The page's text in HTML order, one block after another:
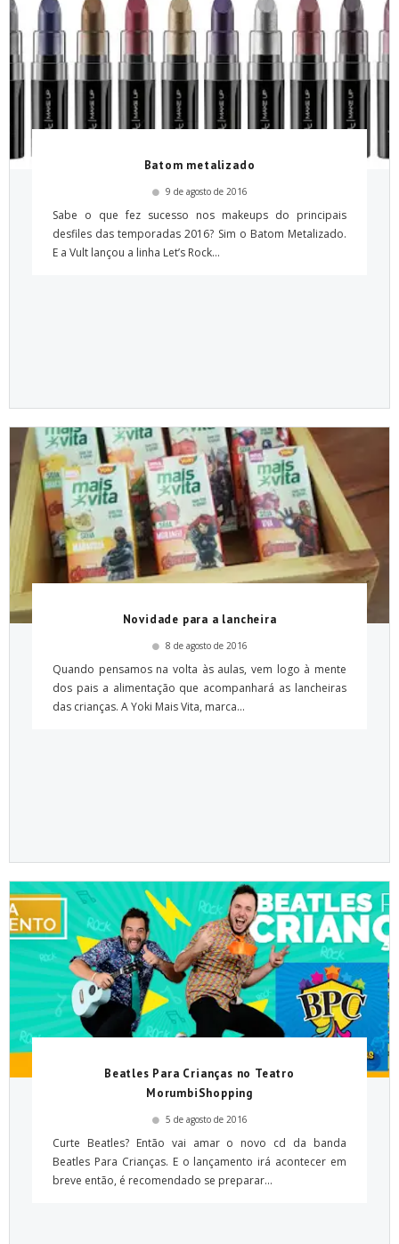
Batom metalizado
9 de agosto de 2016
Sabe o que fez sucesso nos makeups do principais
desfiles das temporadas 2016? Sim o Batom Metalizado.
E a Vult lançou a linha Let’s Rock...
Novidade para a lancheira
8 de agosto de 2016
Quando pensamos na volta às aulas, vem logo à mente
dos pais a alimentação que acompanhará as lancheiras
das crianças. A Yoki Mais Vita, marca...
Beatles Para Crianças no Teatro
MorumbiShopping
5 de agosto de 2016
Curte Beatles? Então vai amar o novo cd da banda
Beatles Para Crianças. E o lançamento irá acontecer em
breve então, é recomendado se preparar...